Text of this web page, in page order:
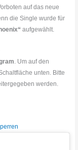
auf das neue
die Single wurde für
aufgewählt.
. Um auf den
unten. Bitte
werden.